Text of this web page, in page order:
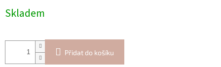
cena:
Skladem
Přidat do košíku